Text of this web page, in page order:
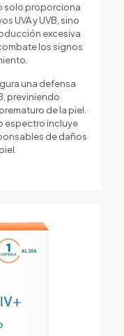
solo proporciona
UVA y UVB, sino
excesiva
los signos
una defensa
previniendo
de la piel.
espectro incluye
de daños